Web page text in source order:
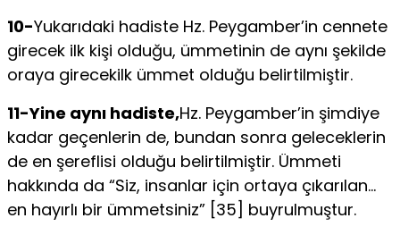
10-Yukarıdaki hadiste Hz. Peygamber’in cennete
gire­cek ilk kişi olduğu, ümmetinin de aynı şekilde
oraya girecekilk ümmet olduğu belirtilmiştir.
11-Yine aynı hadiste,Hz. Peygamber’in şimdiye
kadar geçenlerin de, bundan sonra geleceklerin
de en şereflisi olduğu belir­tilmiştir. Ümmeti
hakkında da “Siz, insanlar için ortaya çıkarılan…
en hayırlı bir ümmetsiniz” [35] buyrulmuştur.